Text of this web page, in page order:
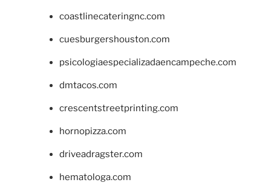
coastlinecateringnc.com
cuesburgershouston.com
psicologiaespecializadaencampeche.com
dmtacos.com
crescentstreetprinting.com
hornopizza.com
driveadragster.com
hematologa.com